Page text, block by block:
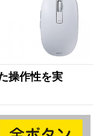
操作性を実